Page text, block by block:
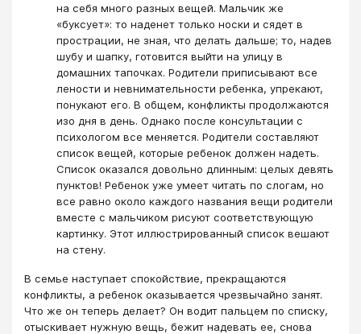
на себя много разных вещей. Мальчик же
«буксует»: то наденет только носки и сядет в
прострации, не зная, что делать дальше; то, надев
шубу и шапку, готовится выйти на улицу в
домашних тапочках. Родители приписывают все
лености и невнимательности ребенка, упрекают,
понукают его. В общем, конфликты продолжаются
изо дня в день. Однако после консультации с
психологом все меняется. Родители составляют
список вещей, которые ребенок должен надеть.
Список оказался довольно длинным: целых девять
пунктов! Ребенок уже умеет читать по слогам, но
все равно около каждого названия вещи родители
вместе с мальчиком рисуют соответствующую
картинку. Этот иллюстрированный список вешают
на стену.
В семье наступает спокойствие, прекращаются
конфликты, а ребенок оказывается чрезвычайно занят.
Что же он теперь делает? Он водит пальцем по списку,
отыскивает нужную вещь, бежит надевать ее, снова